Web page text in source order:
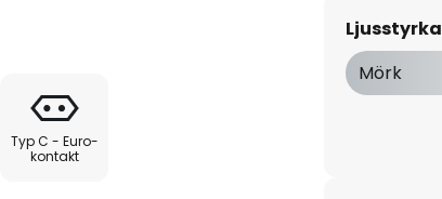
Typ C - Euro-
kontakt
Ljusstyrka
Mörk